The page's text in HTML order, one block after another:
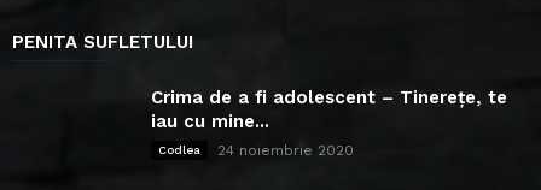
PENITA SUFLETULUI
Crima de a fi adolescent – Tinerețe, te
iau cu mine...
Codlea 24 noiembrie 2020